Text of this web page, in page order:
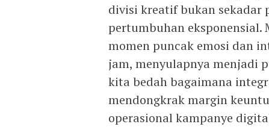
divisi kreatif bukan sekadar
pertumbuhan eksponensial.
momen puncak emosi dan
jam, menyulapnya menjadi
kita bedah bagaimana
mendongkrak margin
operasional kampanye